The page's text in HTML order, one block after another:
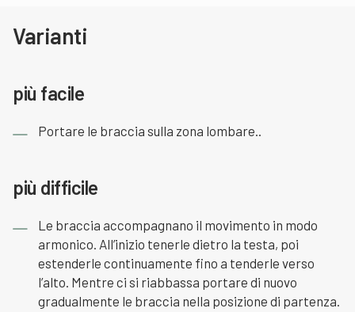
Varianti
più facile
Portare le braccia sulla zona lombare..
più difficile
Le braccia accompagnano il movimento in modo
armonico. All’inizio tenerle dietro la testa, poi
estenderle continuamente fino a tenderle verso
l’alto. Mentre ci si riabbassa portare di nuovo
gradualmente le braccia nella posizione di partenza.